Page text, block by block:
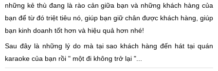
những kẻ thù đang là rào cản giữa bạn và những khách hàng của
bạn để từ đó triệt tiêu nó, giúp bạn giữ chân được khách hàng, giúp
bạn kinh doanh tốt hơn và hiệu quả hơn nhé!
Sau đây là những lý do mà tại sao khách hàng đến hát tại quán
karaoke của bạn rồi " một đi không trở lại "...